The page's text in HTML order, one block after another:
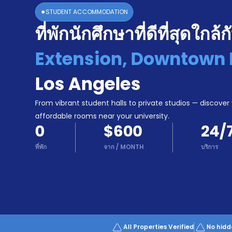
ระบบ
Booking
Accommodation
Become
Partner
Support
support
STUDENT ACCOMMODATION
ที่พักนักศึกษาที่ดีที่สุดใกล้
Extension, Downtown
Los Angeles
From vibrant student halls to private studios — discover
affordable rooms near your university.
0
ที่พัก
$600
จาก / MONTH
24/
บริการ
All Properties Verified No